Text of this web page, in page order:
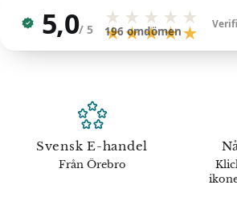
5,0/ 5
★★★★★
★★★★★
196omdömen
Svensk E-handel
Från Örebro